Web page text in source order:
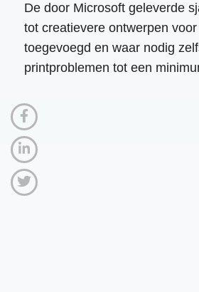
De door Microsoft geleverde
tot creatievere ontwerpen
toegevoegd en waar nodig
printproblemen tot een